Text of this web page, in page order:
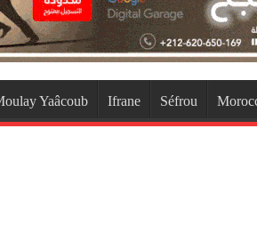
Yaâcoub Ifrane Séfrou